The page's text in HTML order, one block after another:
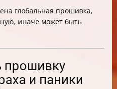
глобальная прошивка,
иначе может быть
прошивку
и паники